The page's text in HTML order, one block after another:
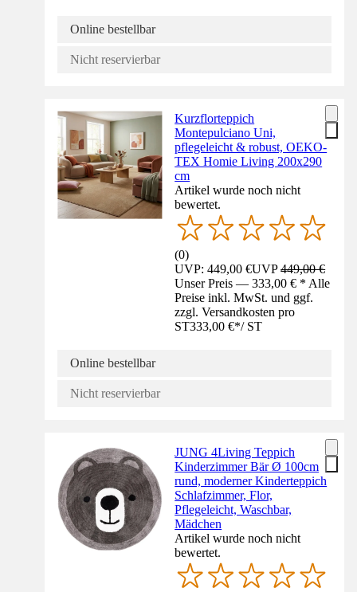
Online bestellbar
Nicht reservierbar
Kurzflorteppich
Montepulciano Uni,
pflegeleicht & robust, OEKO-
TEX Homie Living 200x290
cm
Artikel wurde noch nicht
bewertet.
(0)
UVP: 449,00 €UVP449,00 €
Unser Preis — 333,00 € * Alle
Preise inkl. MwSt. und ggf.
zzgl. Versandkosten pro
ST333,00 €*/ ST
Online bestellbar
Nicht reservierbar
JUNG 4Living Teppich
Kinderzimmer Bär Ø 100cm
rund, moderner Kinderteppich
Schlafzimmer, Flor,
Pflegeleicht, Waschbar,
Mädchen
Artikel wurde noch nicht
bewertet.